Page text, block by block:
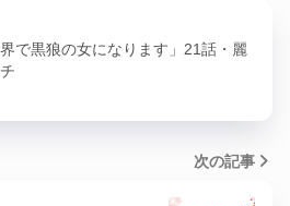
界で黒狼の女になります」21話・麗
次の記事